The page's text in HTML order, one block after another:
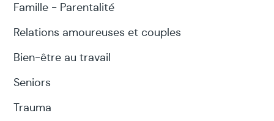
Famille - Parentalité
Relations amoureuses et couples
Bien-être au travail
Seniors
Trauma